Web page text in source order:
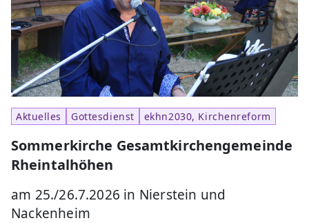
Aktuelles Gottesdienst ekhn2030, Kirchenreform
Sommerkirche Gesamtkirchengemeinde
Rheintalhöhen
am 25./26.7.2026 in Nierstein und
Nackenheim